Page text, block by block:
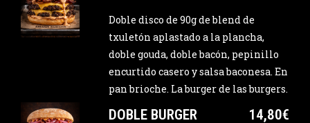
Doble disco de 90g de blend de
txuletón aplastado a la plancha,
doble gouda, doble bacón, pepinillo
encurtido casero y salsa baconesa. En
pan brioche. La burger de las burgers.
DOBLE BURGER 14,80€